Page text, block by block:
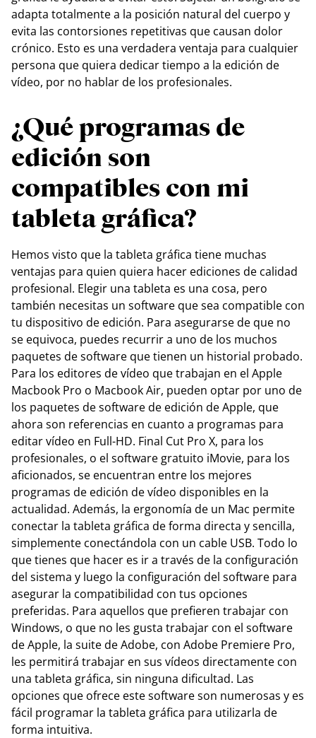
adapta totalmente a la posición natural del cuerpo y
evita las contorsiones repetitivas que causan dolor
crónico. Esto es una verdadera ventaja para cualquier
persona que quiera dedicar tiempo a la edición de
vídeo, por no hablar de los profesionales.
¿Qué programas de
edición son
compatibles con mi
tableta gráfica?
Hemos visto que la tableta gráfica tiene muchas
ventajas para quien quiera hacer ediciones de calidad
profesional. Elegir una tableta es una cosa, pero
también necesitas un software que sea compatible con
tu dispositivo de edición. Para asegurarse de que no
se equivoca, puedes recurrir a uno de los muchos
paquetes de software que tienen un historial probado.
Para los editores de vídeo que trabajan en el Apple
Macbook Pro o Macbook Air, pueden optar por uno de
los paquetes de software de edición de Apple, que
ahora son referencias en cuanto a programas para
editar vídeo en Full-HD. Final Cut Pro X, para los
profesionales, o el software gratuito iMovie, para los
aficionados, se encuentran entre los mejores
programas de edición de vídeo disponibles en la
actualidad. Además, la ergonomía de un Mac permite
conectar la tableta gráfica de forma directa y sencilla,
simplemente conectándola con un cable USB. Todo lo
que tienes que hacer es ir a través de la configuración
del sistema y luego la configuración del software para
asegurar la compatibilidad con tus opciones
preferidas. Para aquellos que prefieren trabajar con
Windows, o que no les gusta trabajar con el software
de Apple, la suite de Adobe, con Adobe Premiere Pro,
les permitirá trabajar en sus vídeos directamente con
una tableta gráfica, sin ninguna dificultad. Las
opciones que ofrece este software son numerosas y es
fácil programar la tableta gráfica para utilizarla de
forma intuitiva.